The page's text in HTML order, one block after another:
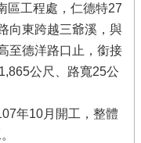
區工程處，仁德特27
向東跨越三爺溪，與
至德洋路口止，銜接
公尺、路寬25公
年10月開工，整體